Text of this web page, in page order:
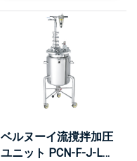
ベルヌーイ流撹拌加圧
ユニット PCN-F-J-L型